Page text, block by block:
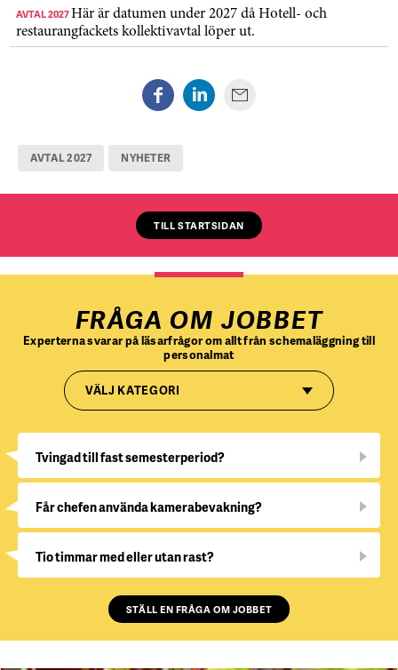
AVTAL 2027Här är datumen under 2027 då Hotell- och
restaurangfackets kollektivavtal löper ut.
AVTAL 2027 NYHETER
TILL STARTSIDAN
FRÅGA OM JOBBET
Experterna svarar på läsarfrågor om allt från schemaläggning till
personalmat
VÄLJ KATEGORI
Tvingad till fast semesterperiod?
Får chefen använda kamerabevakning?
Tio timmar med eller utan rast?
STÄLL EN FRÅGA OM JOBBET